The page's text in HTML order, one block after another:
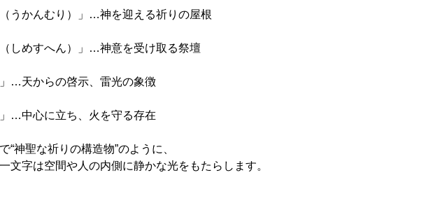
（うかんむり）」…神を迎える祈りの屋根
（しめすへん）」…神意を受け取る祭壇
」…天からの啓示、雷光の象徴
」…中心に立ち、火を守る存在
“神聖な祈りの構造物”のように、
文字は空間や人の内側に静かな光をもたらします。